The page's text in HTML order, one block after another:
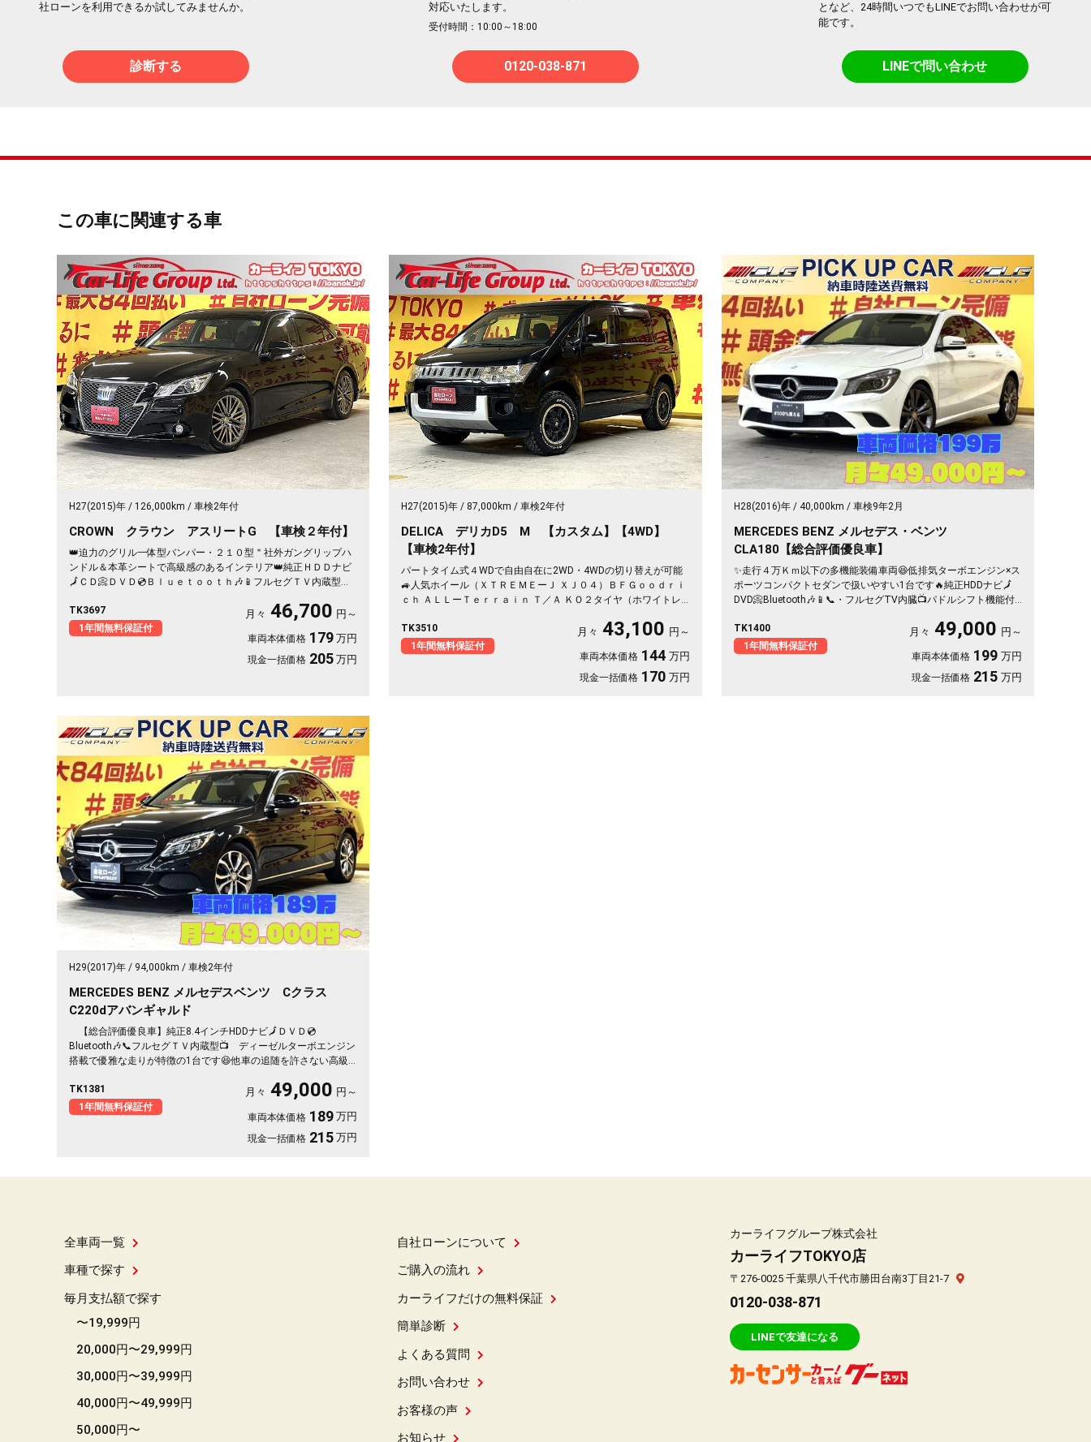
社ローンを利用できるか試してみませんか。
診断する
対応いたします。
受付時間：10:00～18:00
0120-038-871
となど、24時間いつでもLINEでお問い合わせが可
能です。
LINEで問い合わせ
この車に関連する車
H27(2015)年 126,000km 車検2年付
CROWN クラウン アスリートG 【車検２年付】
👑迫力のグリル一体型バンパー・２１０型＂社外ガングリップハ
ンドル＆本革シートで高級感のあるインテリア👑純正ＨＤＤナビ
🗾ＣＤ📀ＤＶＤ💿Ｂｌｕｅｔｏｏｔｈ🎶📱フルセグＴＶ内蔵型📺
コンシステム🌀前席パワーシート＆シートヒーター＆ベンチレー
ション装備で夏も冬も快適に過ごせます🤩安心安全の前後ドライ
ブレコーダー装備🎥高速使用時も快適クルーズコントロール&ビル
ドインETC装備付き🛣️夜間でも明るいHIDヘッドライト＆フォグ
TK3697
1年間無料保証付
月々 46,700 円～
車両本体価格 179 万円
現金一括価格 205 万円
H27(2015)年 87,000km 車検2年付
DELICA デリカD5 M 【カスタム】【4WD】
【車検2年付】
パートタイム式４WDで自由自在に2WD・4WDの切り替えが可能
🚙人気ホイール（ＸＴＲＥＭＥーＪ ＸＪ０４）ＢＦＧｏｏｄｒｉ
ｃｈ ＡＬＬーＴｅｒｒａｉｎ Ｔ／Ａ ＫＯ２タイヤ（ホワイトレ
ウトドアに最適な1台✨大家族にオススメな8人乗り✨イクリプス
SDナビ🗾CD・DVD💿Bluetooth🎶フルセグＴＶ内蔵型📺走行中映
像視聴可能😁ALPINE製フリップダウンモニターで後席の方でも
TVやDVDが楽しめます🎵両側スライドドア＆左側電動スライドド
TK3510
1年間無料保証付
月々 43,100 円～
車両本体価格 144 万円
現金一括価格 170 万円
H28(2016)年 40,000km 車検9年2月
MERCEDES BENZ メルセデス・ベンツ
CLA180【総合評価優良車】
✨走行４万Ｋｍ以下の多機能装備車両😆低排気ターボエンジン×ス
ポーツコンパクトセダンで扱いやすい1台です🔥純正HDDナビ🗾
DVD📀Bluetooth🎶📱📞・フルセグTV内臓📺パドルシフト機能付
トで夜間の視認性も抜群です👀流線型のＣＬＡボディが抜群の安
定性を提供いたします🚗月々4万円台～✨
TK1400
1年間無料保証付
月々 49,000 円～
車両本体価格 199 万円
現金一括価格 215 万円
H29(2017)年 94,000km 車検2年付
MERCEDES BENZ メルセデスベンツ Cクラス
C220dアバンギャルド
【総合評価優良車】純正8.4インチHDDナビ🗾ＤＶＤ💿
Bluetooth🎶📞フルセグＴＶ内蔵型📺 ディーゼルターボエンジン
搭載で優雅な走りが特徴の1台です😆他車の追随を許さない高級
ます🔥 LEDヘッドライトで夜間の視認性抜群🔦トランクとても
広いです🚗普段使いもしやすくGOODですね♪ おススメの安全装
備「ディストロニックプラス」搭載😆ハーフレザーシート🌈 🎉
TK1381
1年間無料保証付
月々 49,000 円～
車両本体価格 189 万円
現金一括価格 215 万円
全車両一覧
車種で探す
毎月支払額で探す
〜19,999円
20,000円〜29,999円
30,000円〜39,999円
40,000円〜49,999円
50,000円〜
自社ローンについて
ご購入の流れ
カーライフだけの無料保証
簡単診断
よくある質問
お問い合わせ
お客様の声
お知らせ
カーライフグループ株式会社
カーライフTOKYO店
〒276-0025 千葉県八千代市勝田台南3丁目21-7
0120-038-871
LINEで友達になる